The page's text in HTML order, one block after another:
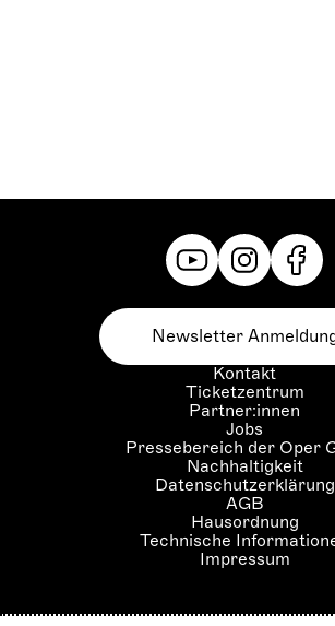
Kontakt
Ticketzentrum
Partner:innen
Jobs
Pressebereich der Oper
Nachhaltigkeit
Datenschutzerklärung
AGB
Hausordnung
Technische
Impressum
Newsletter